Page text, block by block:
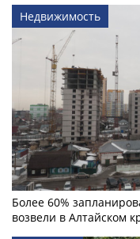
Недвижимость
Более 60%
возвели в Алтайском